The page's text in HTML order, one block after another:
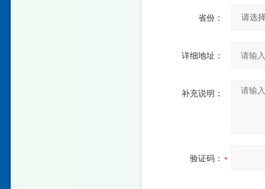
省份：
详细地址：
补充说明：
验证码：